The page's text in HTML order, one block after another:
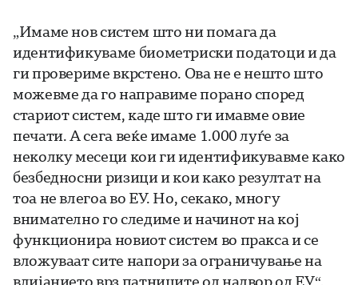
„Имаме нов систем што ни помага да
идентификуваме биометриски податоци и да
ги провериме вкрстено. Ова не е нешто што
можевме да го направиме порано според
стариот систем, каде што ги имавме овие
печати. А сега веќе имаме 1.000 луѓе за
неколку месеци кои ги идентификувавме како
безбедносни ризици и кои како резултат на
тоа не влегоа во ЕУ. Но, секако, многу
внимателно го следиме и начинот на кој
функционира новиот систем во пракса и се
вложуваат сите напори за ограничување на
влијанието врз патниците од надвор од ЕУ“,